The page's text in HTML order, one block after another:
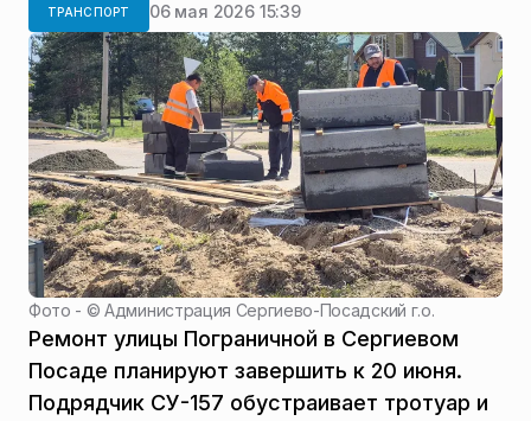
ТРАНСПОРТ 06 мая 2026 15:39
Фото - ©Администрация Сергиево-Посадский г.о.
Ремонт улицы Пограничной в Сергиевом
Посаде планируют завершить к 20 июня.
Подрядчик СУ-157 обустраивает тротуар и